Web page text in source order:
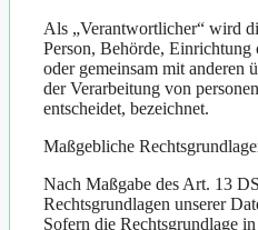
Als „Verantwortlicher“ wird
Person, Behörde, Einrichtung
oder gemeinsam mit anderen
der Verarbeitung von
entscheidet, bezeichnet.
Maßgebliche
Nach Maßgabe des Art. 13
Rechtsgrundlagen unserer
Sofern die Rechtsgrundlage